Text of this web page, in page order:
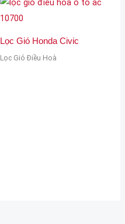
Lọc Gió Honda Civic
Lọc Gió Điều Hoà